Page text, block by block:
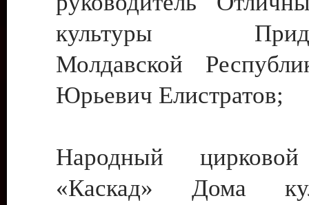
культуры
Молдавской
Юрьевич Елистратов;
Народный цирковой
«Каскад» Дома